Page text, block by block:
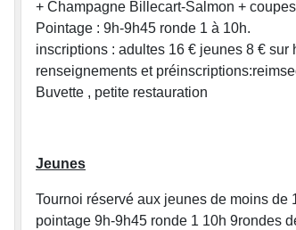
+ Champagne Billecart-Salmon + coupes
Pointage : 9h-9h45 ronde 1 à 10h.
inscriptions : adultes 16 € jeunes 8 € sur
renseignements et
Buvette , petite restauration
Jeunes
Tournoi réservé aux jeunes de moins de
pointage 9h-9h45 ronde 1 10h 9rondes